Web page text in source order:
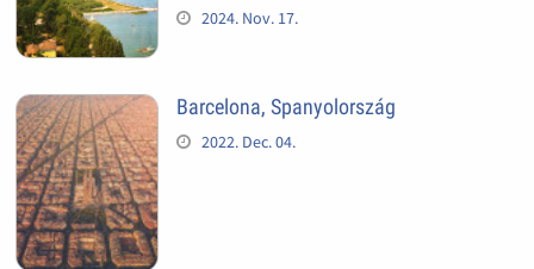
2024. Nov. 17.
Barcelona, Spanyolország
2022. Dec. 04.